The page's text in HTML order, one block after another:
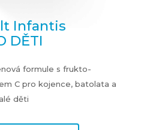
Infantis
DĚTI
formule s frukto-
C pro kojence, batolata a
děti